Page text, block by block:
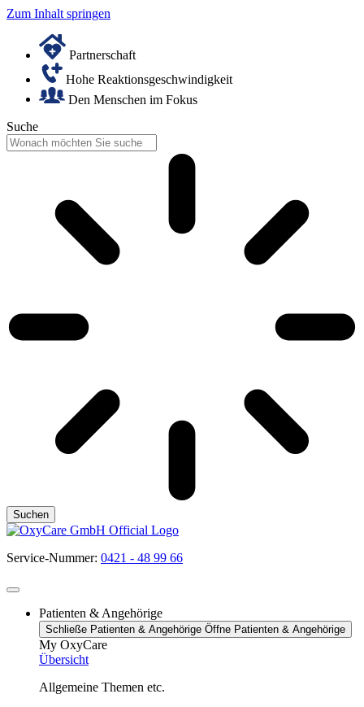
Zum Inhalt springen
Partnerschaft
Hohe Reaktionsgeschwindigkeit
Den Menschen im Fokus
Suche
Suchen
Service-Nummer: 0421 - 48 99 66
Patienten & Angehörige
Schließe Patienten & Angehörige Öffne Patienten & Angehörige
My OxyCare
Übersicht
Allgemeine Themen etc.